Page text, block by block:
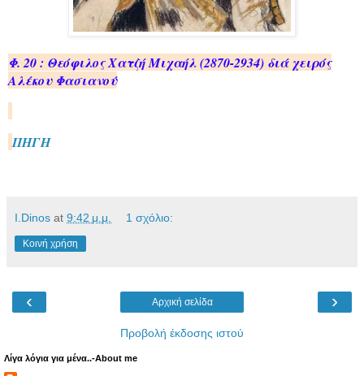
Φ. 20 : Θεόφιλος Χατζή Μιχαήλ (2870-2934) διά χειρός
Αλέκου Φασιανού
ΠΗΓΗ
Ι.Dinos at 9:42 μ.μ. 1 σχόλιο:
Κοινή χρήση
‹ ›
Αρχική σελίδα
Προβολή έκδοσης ιστού
Λίγα λόγια για μένα..-About me